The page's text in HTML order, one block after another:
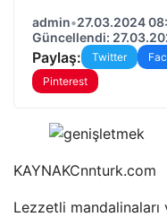
admin•27.03.2024
Güncellendi:
Paylaş: Twitter
Pinterest
KAYNAKCnnturk.com
Lezzetli